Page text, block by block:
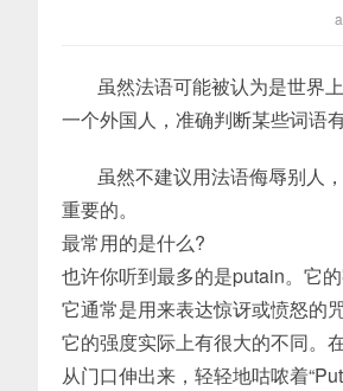
虽然法语可能被认为是世界
一个外国人，准确判断某些词语
虽然不建议用法语侮辱别人
重要的。
最常用的是什么?
也许你听到最多的是putain。它的
它通常是用来表达惊讶或愤怒的
它的强度实际上有很大的不同。
从门口伸出来，轻轻地咕哝着